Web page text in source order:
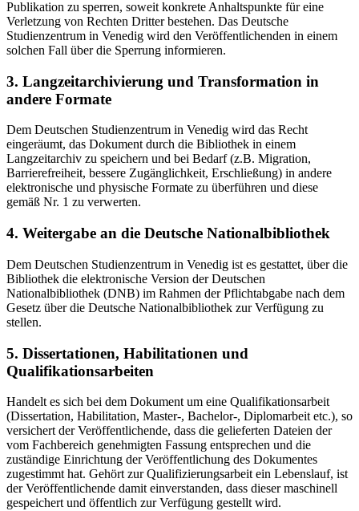
Publikation zu sperren, soweit konkrete Anhaltspunkte für eine
Verletzung von Rechten Dritter bestehen. Das Deutsche
Studienzentrum in Venedig wird den Veröffentlichenden in einem
solchen Fall über die Sperrung informieren.
3. Langzeitarchivierung und Transformation in
andere Formate
Dem Deutschen Studienzentrum in Venedig wird das Recht
eingeräumt, das Dokument durch die Bibliothek in einem
Langzeitarchiv zu speichern und bei Bedarf (z.B. Migration,
Barrierefreiheit, bessere Zugänglichkeit, Erschließung) in andere
elektronische und physische Formate zu überführen und diese
gemäß Nr. 1 zu verwerten.
4. Weitergabe an die Deutsche Nationalbibliothek
Dem Deutschen Studienzentrum in Venedig ist es gestattet, über die
Bibliothek die elektronische Version der Deutschen
Nationalbibliothek (DNB) im Rahmen der Pflichtabgabe nach dem
Gesetz über die Deutsche Nationalbibliothek zur Verfügung zu
stellen.
5. Dissertationen, Habilitationen und
Qualifikationsarbeiten
Handelt es sich bei dem Dokument um eine Qualifikationsarbeit
(Dissertation, Habilitation, Master-, Bachelor-, Diplomarbeit etc.), so
versichert der Veröffentlichende, dass die gelieferten Dateien der
vom Fachbereich genehmigten Fassung entsprechen und die
zuständige Einrichtung der Veröffentlichung des Dokumentes
zugestimmt hat. Gehört zur Qualifizierungsarbeit ein Lebenslauf, ist
der Veröffentlichende damit einverstanden, dass dieser maschinell
gespeichert und öffentlich zur Verfügung gestellt wird.